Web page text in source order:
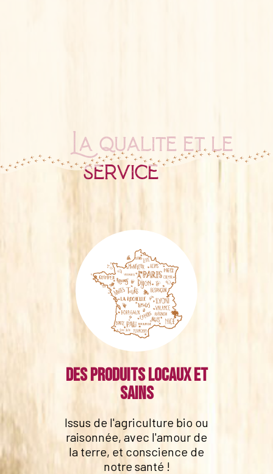
La qualité et le
service
Des produits locaux et
sains
Issus de l'agriculture bio ou
raisonnée, avec l'amour de
la terre, et conscience de
notre santé !